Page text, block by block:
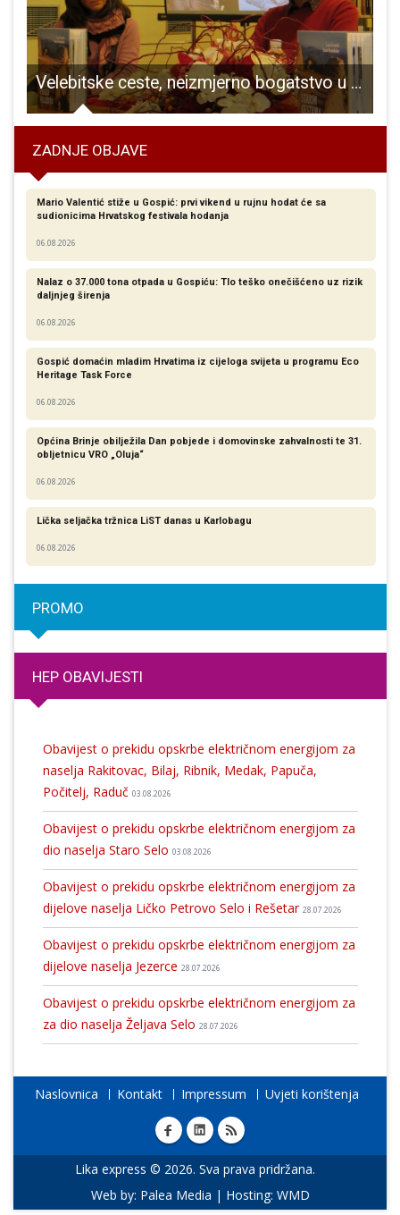
Velebitske ceste, neizmjerno bogatstvo u svakom smislu
ZADNJE OBJAVE
Mario Valentić stiže u Gospić: prvi vikend u rujnu hodat će sa
sudionicima Hrvatskog festivala hodanja
06.08.2026
Nalaz o 37.000 tona otpada u Gospiću: Tlo teško onečišćeno uz rizik
daljnjeg širenja
06.08.2026
Gospić domaćin mladim Hrvatima iz cijeloga svijeta u programu Eco
Heritage Task Force
06.08.2026
Općina Brinje obilježila Dan pobjede i domovinske zahvalnosti te 31.
obljetnicu VRO „Oluja“
06.08.2026
Lička seljačka tržnica LiST danas u Karlobagu
06.08.2026
PROMO
HEP OBAVIJESTI
Obavijest o prekidu opskrbe električnom energijom za
naselja Rakitovac, Bilaj, Ribnik, Medak, Papuča,
Počitelj, Raduč 03.08.2026
Obavijest o prekidu opskrbe električnom energijom za
dio naselja Staro Selo 03.08.2026
Obavijest o prekidu opskrbe električnom energijom za
dijelove naselja Ličko Petrovo Selo i Rešetar 28.07.2026
Obavijest o prekidu opskrbe električnom energijom za
dijelove naselja Jezerce 28.07.2026
Obavijest o prekidu opskrbe električnom energijom za
za dio naselja Željava Selo 28.07.2026
Naslovnica Kontakt Impressum Uvjeti korištenja
Lika express © 2026. Sva prava pridržana.
Web by: Palea Media | Hosting: WMD